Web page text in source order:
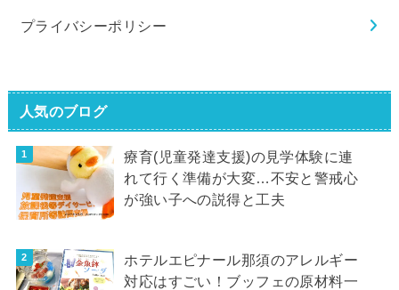
プライバシーポリシー
人気のブログ
療育(児童発達支援)の見学体験に連
れて行く準備が大変…不安と警戒心
が強い子への説得と工夫
ホテルエピナール那須のアレルギー
対応はすごい！ブッフェの原材料一